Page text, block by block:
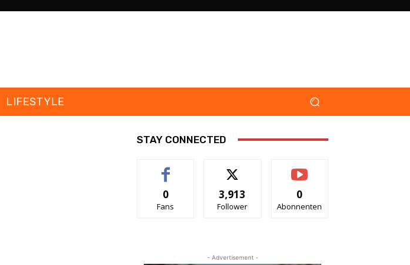
LIFESTYLE
STAY CONNECTED
0
Fans
3,913
Follower
0
Abonnenten
- Advertisement -